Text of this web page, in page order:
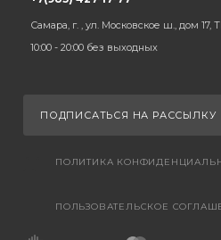
Самара, г. , ул. Московское ш., дом 17,
10:00 - 20:00 без выходных
ПОДПИСАТЬСЯ НА РАССЫЛКУ
ПОЛИТИКА
ПОЛЬЗОВАТЕЛЬСКОЕ